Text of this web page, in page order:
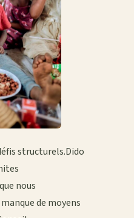
structurels.Dido
nous
de moyens